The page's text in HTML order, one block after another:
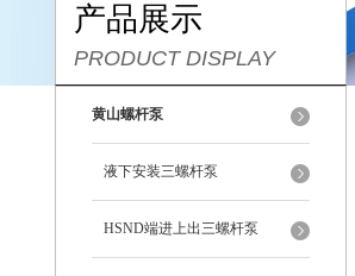
产品展示
PRODUCT DISPLAY
黄山螺杆泵
液下安装三螺杆泵
HSND端进上出三螺杆泵